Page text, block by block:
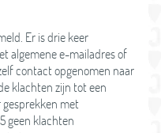
Er is drie keer
algemene e-mailadres of
contact opgenomen naar
klachten zijn tot een
met
geen klachten